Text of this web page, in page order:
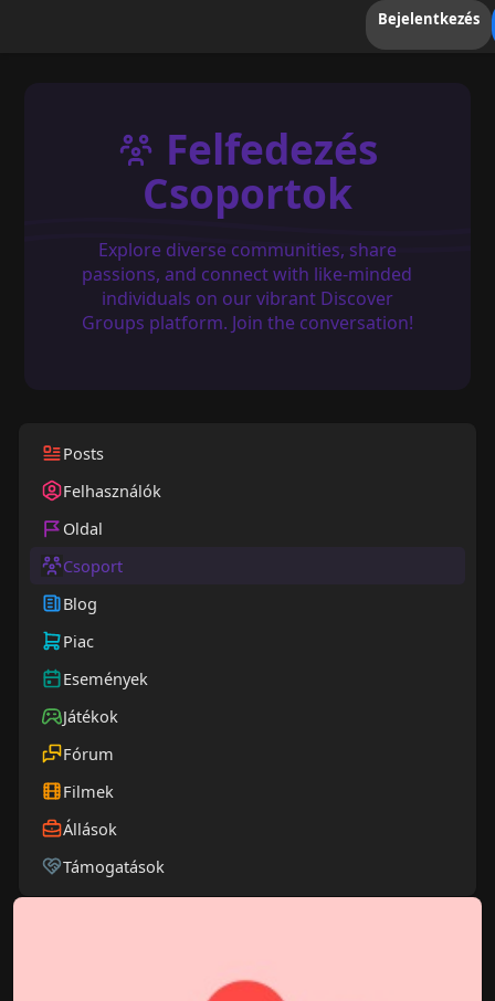
Bejelentkezés
Felfedezés
Csoportok
Explore diverse communities, share
passions, and connect with like-minded
individuals on our vibrant Discover
Groups platform. Join the conversation!
Posts
Felhasználók
Oldal
Csoport
Blog
Piac
Események
Játékok
Fórum
Filmek
Állások
Támogatások